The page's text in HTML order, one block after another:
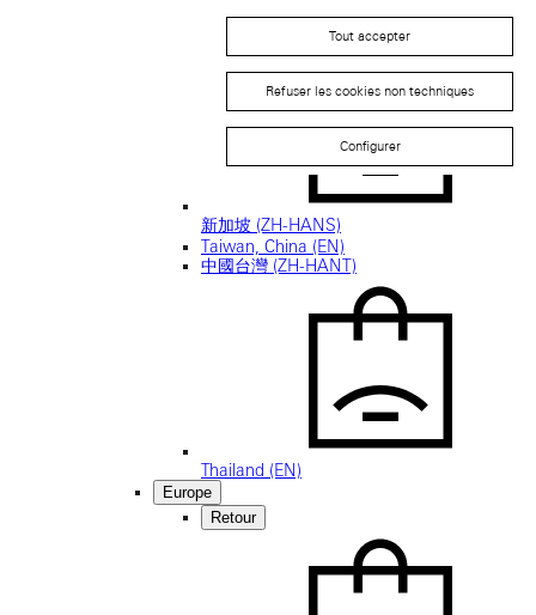
Singapore (EN)
新加坡 (ZH-HANS)
Taiwan, China (EN)
中國台灣 (ZH-HANT)
Thailand (EN)
Europe
Retour
Tout accepter
Refuser les cookies non techniques
Configurer